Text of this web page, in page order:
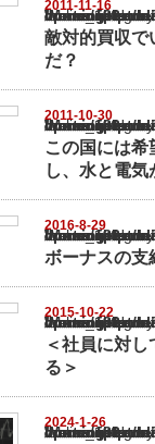
2011-11-16
Warning
: Undefined array key
/home/netst/kuno-cpa.co.jp/
on line183
敵対的買収で
だ？
2011-10-30
Warning
: Undefined array key
/home/netst/kuno-cpa.co.jp/
on line183
この国には希
し、水と電気
2016-8-29
Warning
: Undefined array key
/home/netst/kuno-cpa.co.jp/
on line183
ボーナスの支
2015-10-22
Warning
: Undefined array key
/home/netst/kuno-cpa.co.jp/
on line183
＜社員に対
る＞
2024-1-26
Warning
: Undefined array key
/home/netst/kuno-cpa.co.jp/
on line183